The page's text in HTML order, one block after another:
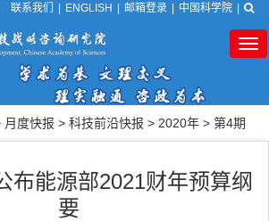
联系我们 ENGLISH 邮箱登录 中国科学院
月度快报 > 科技前沿快报 > 2020年 > 第4期
布能源部2021财年预算纲
要